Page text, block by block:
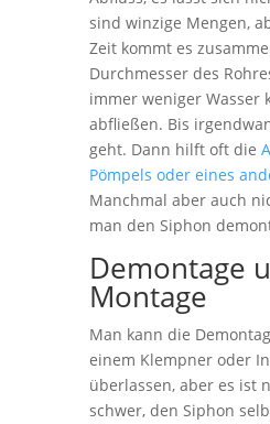
sind winzige Mengen,
Zeit kommt es
Durchmesser des
immer weniger Wasser
abfließen. Bis
geht. Dann hilft oft die
Pömpels oder eines
Manchmal aber auch
man den Siphon
Demontage
Montage
Man kann die
einem Klempner oder
überlassen, aber es ist
schwer, den Siphon